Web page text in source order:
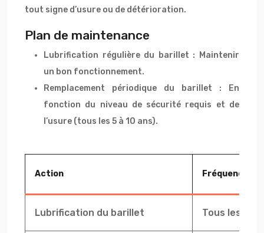
tout signe d’usure ou de détérioration.
Plan de maintenance
Lubrification régulière du barillet : Maintenir
un bon fonctionnement.
Remplacement périodique du barillet : En
fonction du niveau de sécurité requis et de
l’usure (tous les 5 à 10 ans).
Action Fréquence
Lubrification du barillet Tous les 6